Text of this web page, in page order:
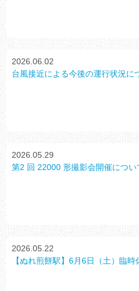
2026.06.02
台風接近による今後の運行状況に
2026.05.29
第2 回 22000 形撮影会開催につい
2026.05.22
【ぬれ煎餅駅】6月6日（土）臨